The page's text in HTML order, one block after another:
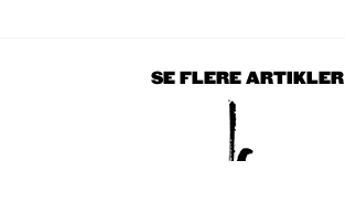
SE FLERE ARTIKLER